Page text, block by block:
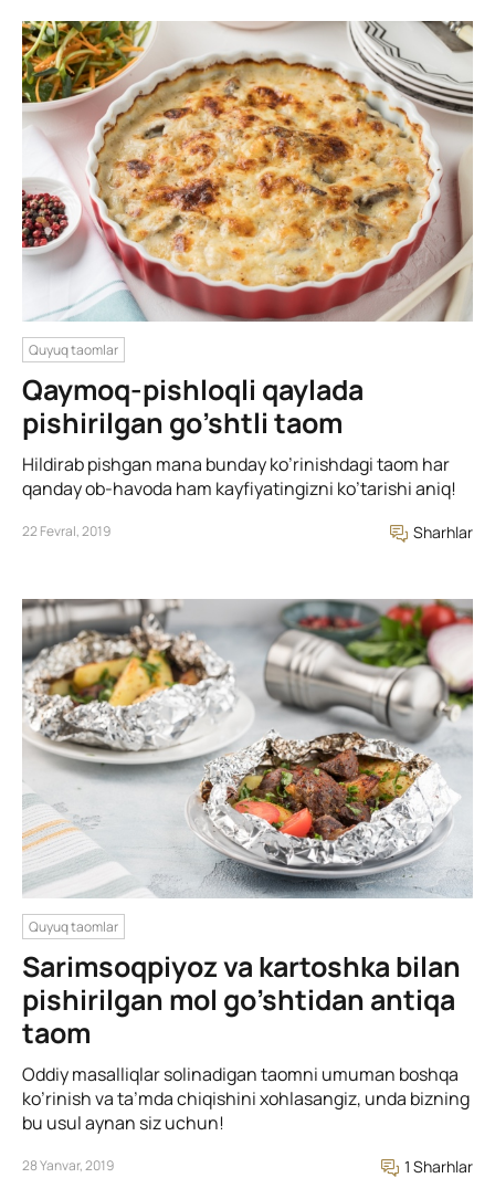
Quyuq taomlar
Qaymoq-pishloqli qaylada
pishirilgan go’shtli taom
Hildirab pishgan mana bunday ko’rinishdagi taom har
qanday ob-havoda ham kayfiyatingizni ko’tarishi aniq!
22 Fevral, 2019 Sharhlar
Quyuq taomlar
Sarimsoqpiyoz va kartoshka bilan
pishirilgan mol go’shtidan antiqa
taom
Oddiy masalliqlar solinadigan taomni umuman boshqa
ko’rinish va ta’mda chiqishini xohlasangiz, unda bizning
bu usul aynan siz uchun!
28 Yanvar, 2019 1 Sharhlar